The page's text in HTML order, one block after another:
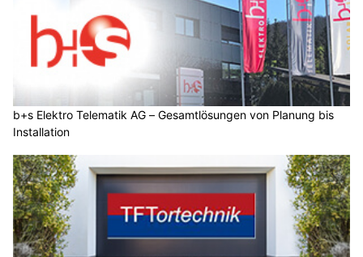
b+s Elektro Telematik AG – Gesamtlösungen von Planung bis
Installation